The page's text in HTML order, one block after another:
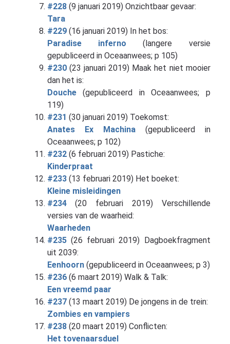
#228(9 januari 2019) Onzichtbaar gevaar:
Tara
#229(16 januari 2019) In het bos:
Paradise inferno (langere versie
gepubliceerd in Oceaanwees; p 105)
#230(23 januari 2019) Maak het niet mooier
dan het is:
Douche(gepubliceerd in Oceaanwees; p
119)
#231 (30 januari 2019) Toekomst:
Anates Ex Machina(gepubliceerd in
Oceaanwees; p 102)
#232(6 februari 2019) Pastiche:
Kinderpraat
#233(13 februari 2019) Het boeket:
Kleine misleidingen
#234(20 februari 2019) Verschillende
versies van de waarheid:
Waarheden
#235(26 februari 2019) Dagboekfragment
uit 2039:
Eenhoorn(gepubliceerd in Oceaanwees; p 3)
#236(6 maart 2019) Walk & Talk:
Een vreemd paar
#237(13 maart 2019) De jongens in de trein:
Zombies en vampiers
#238(20 maart 2019) Conflicten:
Het tovenaarsduel